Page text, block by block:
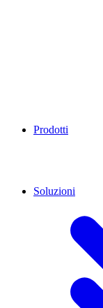
Prodotti
Soluzioni